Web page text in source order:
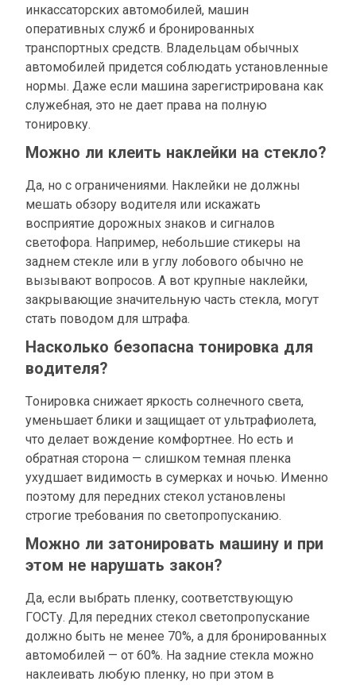
инкассаторских автомобилей, машин
оперативных служб и бронированных
транспортных средств. Владельцам обычных
автомобилей придется соблюдать установленные
нормы. Даже если машина зарегистрирована как
служебная, это не дает права на полную
тонировку.
Можно ли клеить наклейки на стекло?
Да, но с ограничениями. Наклейки не должны
мешать обзору водителя или искажать
восприятие дорожных знаков и сигналов
светофора. Например, небольшие стикеры на
заднем стекле или в углу лобового обычно не
вызывают вопросов. А вот крупные наклейки,
закрывающие значительную часть стекла, могут
стать поводом для штрафа.
Насколько безопасна тонировка для
водителя?
Тонировка снижает яркость солнечного света,
уменьшает блики и защищает от ультрафиолета,
что делает вождение комфортнее. Но есть и
обратная сторона — слишком темная пленка
ухудшает видимость в сумерках и ночью. Именно
поэтому для передних стекол установлены
строгие требования по светопропусканию.
Можно ли затонировать машину и при
этом не нарушать закон?
Да, если выбрать пленку, соответствующую
ГОСТу. Для передних стекол светопропускание
должно быть не менее 70%, а для бронированных
автомобилей — от 60%. На задние стекла можно
наклеивать любую пленку, но при этом в